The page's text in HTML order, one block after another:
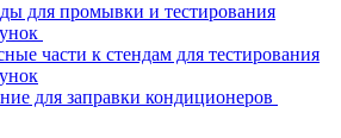
для промывки и тестирования
части к стендам для тестирования
для заправки кондиционеров